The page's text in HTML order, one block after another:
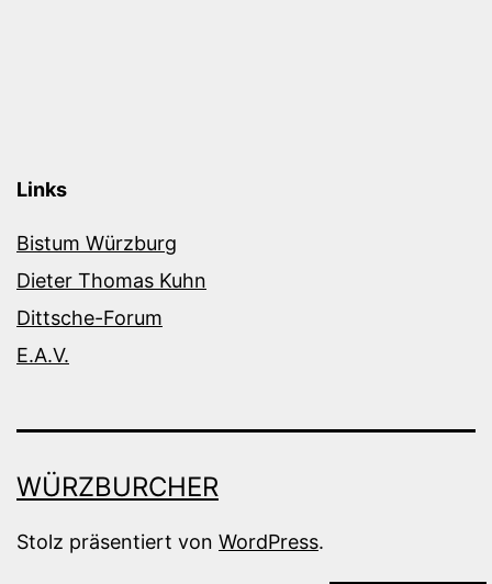
Links
Bistum Würzburg
Dieter Thomas Kuhn
Dittsche-Forum
E.A.V.
WÜRZBURCHER
Stolz präsentiert von WordPress.